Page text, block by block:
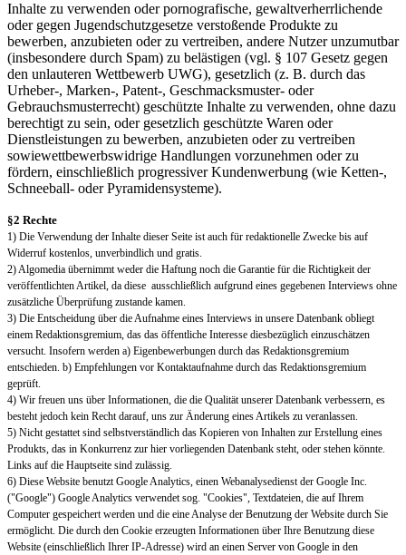
Inhalte zu verwenden oder pornografische, gewaltverherrlichende
oder gegen Jugendschutzgesetze verstoßende Produkte zu
bewerben, anzubieten oder zu vertreiben, andere Nutzer unzumutbar
(insbesondere durch Spam) zu belästigen (vgl. § 107 Gesetz gegen
den unlauteren Wettbewerb UWG), gesetzlich (z. B. durch das
Urheber-, Marken-, Patent-, Geschmacksmuster- oder
Gebrauchsmusterrecht) geschützte Inhalte zu verwenden, ohne dazu
berechtigt zu sein, oder gesetzlich geschützte Waren oder
Dienstleistungen zu bewerben, anzubieten oder zu vertreiben
sowiewettbewerbswidrige Handlungen vorzunehmen oder zu
fördern, einschließlich progressiver Kundenwerbung (wie Ketten­-,
Schneeball- oder Pyramidensysteme).
§2 Rechte
1) Die Verwendung der Inhalte dieser Seite ist auch für redaktionelle Zwecke bis auf
Widerruf kostenlos, unverbindlich und gratis.
2) Algomedia übernimmt weder die Haftung noch die Garantie für die Richtigkeit der
veröffentlichten Artikel, da diese ausschließlich aufgrund eines gegebenen Interviews ohne
zusätzliche Überprüfung zustande kamen.
3) Die Entscheidung über die Aufnahme eines Interviews in unsere Datenbank obliegt
einem Redaktionsgremium, das das öffentliche Interesse diesbezüglich einzuschätzen
versucht. Insofern werden a) Eigenbewerbungen durch das Redaktionsgremium
entschieden. b) Empfehlungen vor Kontaktaufnahme durch das Redaktionsgremium
geprüft.
4) Wir freuen uns über Informationen, die die Qualität unserer Datenbank verbessern, es
besteht jedoch kein Recht darauf, uns zur Änderung eines Artikels zu veranlassen.
5) Nicht gestattet sind selbstverständlich das Kopieren von Inhalten zur Erstellung eines
Produkts, das in Konkurrenz zur hier vorliegenden Datenbank steht, oder stehen könnte.
Links auf die Hauptseite sind zulässig.
6) Diese Website benutzt Google Analytics, einen Webanalysedienst der Google Inc.
("Google") Google Analytics verwendet sog. "Cookies", Textdateien, die auf Ihrem
Computer gespeichert werden und die eine Analyse der Benutzung der Website durch Sie
ermöglicht. Die durch den Cookie erzeugten Informationen über Ihre Benutzung diese
Website (einschließlich Ihrer IP-Adresse) wird an einen Server von Google in den